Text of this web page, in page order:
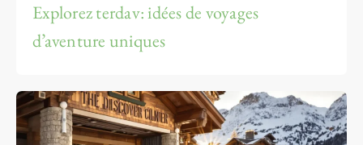
Explorez terdav: idées de voyages
d’aventure uniques